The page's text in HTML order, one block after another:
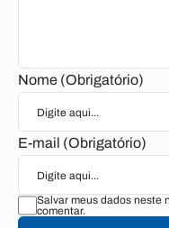
Nome (Obrigatório)
E-mail (Obrigatório)
Salvar meus dados neste
comentar.